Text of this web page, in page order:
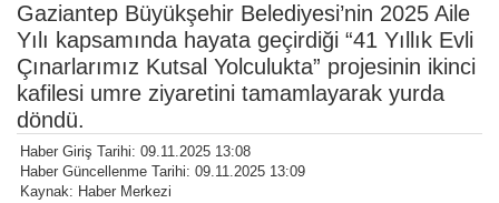
Gaziantep Büyükşehir Belediyesi’nin 2025 Aile
Yılı kapsamında hayata geçirdiği “41 Yıllık Evli
Çınarlarımız Kutsal Yolculukta” projesinin ikinci
kafilesi umre ziyaretini tamamlayarak yurda
döndü.
Haber Giriş Tarihi: 09.11.2025 13:08
Haber Güncellenme Tarihi: 09.11.2025 13:09
Kaynak: Haber Merkezi